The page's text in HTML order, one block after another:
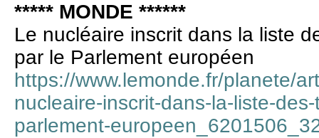
***** MONDE ******
Le nucléaire inscrit dans la liste
par le Parlement européen
https://www.lemonde.fr/planete/
nucleaire-inscrit-dans-la-liste-
parlement-